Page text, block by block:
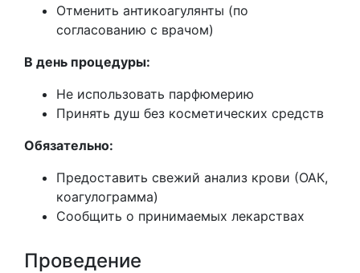
Отменить антикоагулянты (по
согласованию с врачом)
В день процедуры:
Не использовать парфюмерию
Принять душ без косметических средств
Обязательно:
Предоставить свежий анализ крови (ОАК,
коагулограмма)
Сообщить о принимаемых лекарствах
Проведение